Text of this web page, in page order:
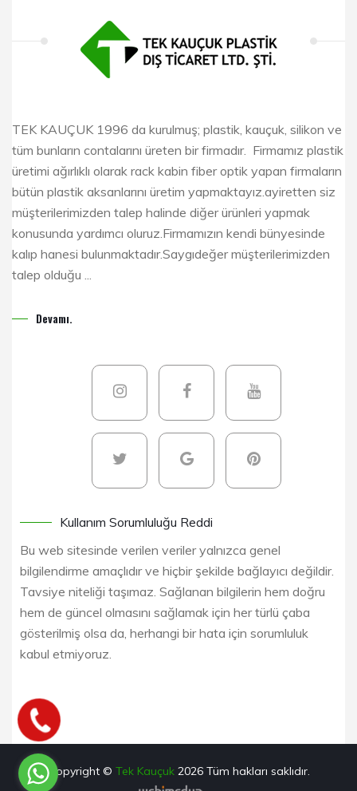
TEK KAUÇUK 1996 da kurulmuş; plastik, kauçuk, silikon ve
tüm bunların contalarını üreten bir firmadır. Firmamız plastik
üretimi ağırlıklı olarak rack kabin fiber optik yapan firmaların
bütün plastik aksanlarını üretim yapmaktayız.ayiretten siz
müşterilerimizden talep halinde diğer ürünleri yapmak
konusunda yardımcı oluruz.Firmamızın kendi bünyesinde
kalıp hanesi bulunmaktadır.Saygıdeğer müşterilerimizden
talep olduğu ...
Devamı.
Kullanım Sorumluluğu Reddi
Bu web sitesinde verilen veriler yalnızca genel
bilgilendirme amaçlıdır ve hiçbir şekilde bağlayıcı değildir.
Tavsiye niteliği taşımaz. Sağlanan bilgilerin hem doğru
hem de güncel olmasını sağlamak için her türlü çaba
gösterilmiş olsa da, herhangi bir hata için sorumluluk
kabul etmiyoruz.
Copyright © Tek Kauçuk 2026 Tüm hakları saklıdır.